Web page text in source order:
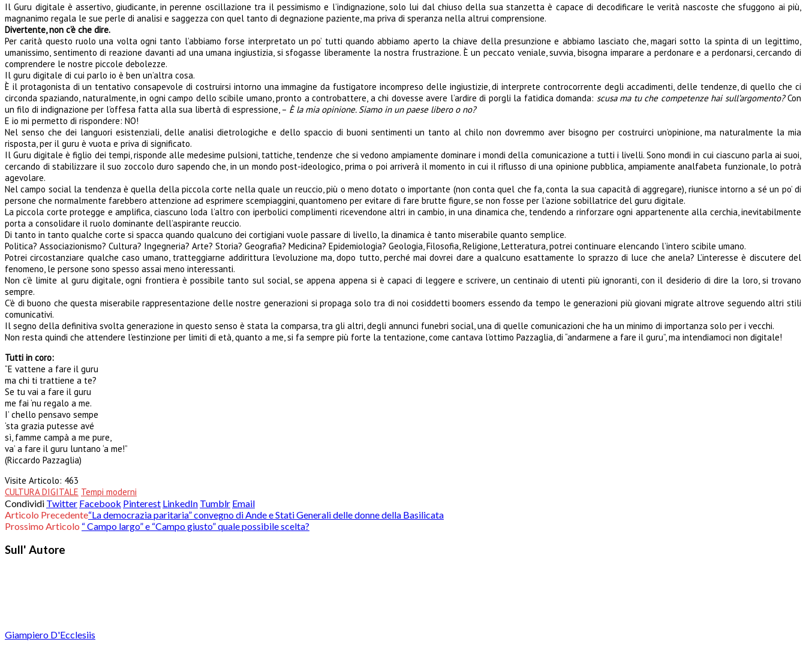
Il Guru digitale è assertivo, giudicante, in perenne oscillazione tra il pessimismo e l’indignazione, solo lui dal chiuso della sua stanzetta è capace di decodificare le verità nascoste che sfuggono ai più,
magnanimo regala le sue perle di analisi e saggezza con quel tanto di degnazione paziente, ma priva di speranza nella altrui comprensione.
Divertente, non c’è che dire.
Per carità questo ruolo una volta ogni tanto l’abbiamo forse interpretato un po’ tutti quando abbiamo aperto la chiave della presunzione e abbiamo lasciato che, magari sotto la spinta di un legittimo,
umanissimo, sentimento di reazione davanti ad una umana ingiustizia, si sfogasse liberamente la nostra frustrazione. È un peccato veniale, suvvia, bisogna imparare a perdonare e a perdonarsi, cercando di
comprendere le nostre piccole debolezze.
Il guru digitale di cui parlo io è ben un’altra cosa.
È il protagonista di un tentativo consapevole di costruirsi intorno una immagine da fustigatore incompreso delle ingiustizie, di interprete controcorrente degli accadimenti, delle tendenze, di quello che ci
circonda spaziando, naturalmente, in ogni campo dello scibile umano, pronto a controbattere, a chi dovesse avere l’ardire di porgli la fatidica domanda: scusa ma tu che competenze hai sull’argomento?Con
un filo di indignazione per l’offesa fatta alla sua libertà di espressione, – È la mia opinione. Siamo in un paese libero o no?
E io mi permetto di rispondere: NO!
Nel senso che dei languori esistenziali, delle analisi dietrologiche e dello spaccio di buoni sentimenti un tanto al chilo non dovremmo aver bisogno per costruirci un’opinione, ma naturalmente la mia
risposta, per il guru è vuota e priva di significato.
Il Guru digitale è figlio dei tempi, risponde alle medesime pulsioni, tattiche, tendenze che si vedono ampiamente dominare i mondi della comunicazione a tutti i livelli. Sono mondi in cui ciascuno parla ai suoi,
cercando di stabilizzare il suo zoccolo duro sapendo che, in un mondo post-ideologico, prima o poi arriverà il momento in cui il riflusso di una opinione pubblica, ampiamente analfabeta funzionale, lo potrà
agevolare.
Nel campo social la tendenza è quella della piccola corte nella quale un reuccio, più o meno dotato o importante (non conta quel che fa, conta la sua capacità di aggregare), riunisce intorno a sé un po’ di
persone che normalmente farebbero attenzione ad esprimere scempiaggini, quantomeno per evitare di fare brutte figure, se non fosse per l’azione sobillatrice del guru digitale.
La piccola corte protegge e amplifica, ciascuno loda l’altro con iperbolici complimenti ricevendone altri in cambio, in una dinamica che, tendendo a rinforzare ogni appartenente alla cerchia, inevitabilmente
porta a consolidare il ruolo dominante dell’aspirante reuccio.
Di tanto in tanto qualche corte si spacca quando qualcuno dei cortigiani vuole passare di livello, la dinamica è tanto miserabile quanto semplice.
Politica? Associazionismo? Cultura? Ingegneria? Arte? Storia? Geografia? Medicina? Epidemiologia? Geologia, Filosofia, Religione, Letteratura, potrei continuare elencando l’intero scibile umano.
Potrei circostanziare qualche caso umano, tratteggiarne addirittura l’evoluzione ma, dopo tutto, perché mai dovrei dare a qualcuno esattamente lo sprazzo di luce che anela? L’interesse è discutere del
fenomeno, le persone sono spesso assai meno interessanti.
Non c’è limite al guru digitale, ogni frontiera è possibile tanto sul social, se appena appena si è capaci di leggere e scrivere, un centinaio di utenti più ignoranti, con il desiderio di dire la loro, si trovano
sempre.
C’è di buono che questa miserabile rappresentazione delle nostre generazioni si propaga solo tra di noi cosiddetti boomers essendo da tempo le generazioni più giovani migrate altrove seguendo altri stili
comunicativi.
Il segno della definitiva svolta generazione in questo senso è stata la comparsa, tra gli altri, degli annunci funebri social, una di quelle comunicazioni che ha un minimo di importanza solo per i vecchi.
Non resta quindi che attendere l’estinzione per limiti di età, quanto a me, si fa sempre più forte la tentazione, come cantava l’ottimo Pazzaglia, di “andarmene a fare il guru”, ma intendiamoci non digitale!
Tutti in coro:
“E vattene a fare il guru
ma chi ti trattiene a te?
Se tu vai a fare il guru
me fai ‘nu regalo a me.
I’ chello pensavo sempe
‘sta grazia putesse avé
sì, famme campà a me pure,
va’ a fare il guru luntano ‘a me!”
(Riccardo Pazzaglia)
Visite Articolo: 463
CULTURA DIGITALE Tempi moderni
Condividi Twitter Facebook Pinterest LinkedIn Tumblr Email
Articolo Precedente“La democrazia paritaria” convegno di Ande e Stati Generali delle donne della Basilicata
Prossimo Articolo “ Campo largo” e “Campo giusto” quale possibile scelta?
Sull' Autore
Giampiero D'Ecclesiis